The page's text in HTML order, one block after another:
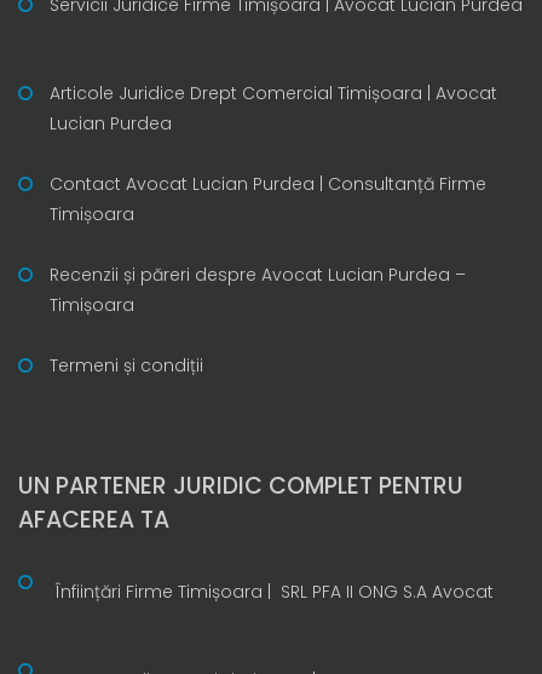
Servicii Juridice Firme Timișoara | Avocat Lucian Purdea
Articole Juridice Drept Comercial Timișoara | Avocat
Lucian Purdea
Contact Avocat Lucian Purdea | Consultanță Firme
Timișoara
Recenzii și păreri despre Avocat Lucian Purdea –
Timișoara
Termeni și condiții
UN PARTENER JURIDIC COMPLET PENTRU
AFACEREA TA
Înființări Firme Timișoara | SRL PFA II ONG S.A Avocat